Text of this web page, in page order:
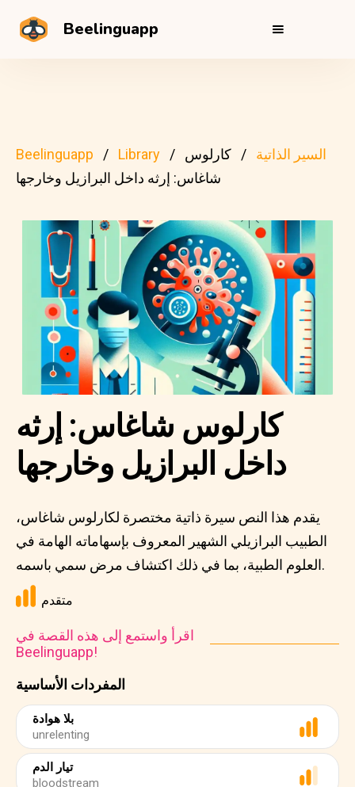
Beelinguapp
Beelinguapp Library السير الذاتية
كارلوس
شاغاس: إرثه داخل البرازيل وخارجها
المفردات الأساسية
بلا هوادة
unrelenting
تيار الدم
bloodstream
كارلوس شاغاس: إرثه
داخل البرازيل وخارجها
يقدم هذا النص سيرة ذاتية مختصرة لكارلوس شاغاس،
الطبيب البرازيلي الشهير المعروف بإسهاماته الهامة في
العلوم الطبية، بما في ذلك اكتشاف مرض سمي باسمه.
متقدم
اقرأ واستمع إلى هذه القصة في
Beelinguapp!